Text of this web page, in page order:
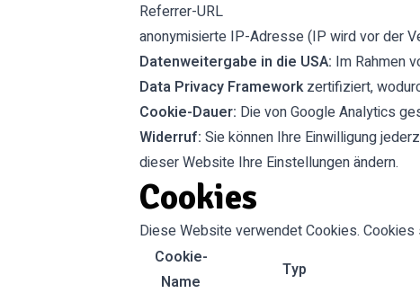
Referrer-URL
anonymisierte IP-Adresse (IP wird vor der
Datenweitergabe in die USA: Im Rahmen
Data Privacy Frameworkzertifiziert,
Cookie-Dauer: Die von Google Analytics
Widerruf: Sie können Ihre Einwilligung
dieser Website Ihre Einstellungen ändern.
Cookies
Diese Website verwendet Cookies.
Cookie-
Name
Typ